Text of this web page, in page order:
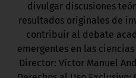
divulgar discusiones
resultados originales de
contribuir al debate
emergentes en las
Director: Víctor Manuel